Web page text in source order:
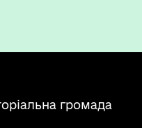
громада